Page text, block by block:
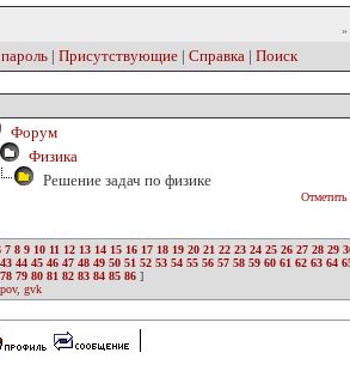
»
| Присутствующие | Справка | Поиск
Форум
Физика
Решение задач по физике
7 8 9 10 11 12 13 14 15 16 17 18 19 20 21 22 23 24 25 26 27 28 29
43 44 45 46 47 48 49 50 51 52 53 54 55 56 57 58 59 60 61 62 63 64
78 79 80 81 82 83 84 85 86 ]
, gvk